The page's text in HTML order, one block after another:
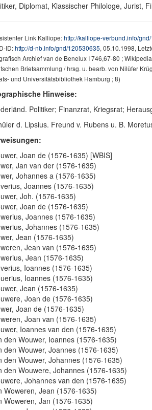
Diplomat, Klassischer Philologe, Jurist,
Link Kalliope:http://kalliope-verbund.info/
ID:http://d-nb.info/gnd/120530635, 05.10.1998,
Archief van de Benelux I 746,67-80 ;
Briefsammlung / hrsg. u. bearb. von Nilüfer
und Universitätsbibliothek Hamburg ; 8)
Hinweise:
Politiker; Finanzrat, Kriegsrat;
d. Lipsius. Freund v. Rubens u. B.
Joan de (1576-1635) [WBIS]
Jan van der (1576-1635)
Johannes a (1576-1635)
Joannes (1576-1635)
Joh. (1576-1635)
Joan de (1576-1635)
Joannes (1576-1635)
Johannes (1576-1635)
Jean (1576-1635)
Jean van (1576-1635)
Jean (1576-1635)
Ioannes (1576-1635)
Ioannes (1576-1635)
Jean (1576-1635)
Joan de (1576-1635)
Joan de (1576-1635)
Joan van (1576-1635)
Ioannes van den (1576-1635)
den Wouwer, Ioannes (1576-1635)
den Wouwer, Joannes (1576-1635)
den Wouwer, Johannes (1576-1635)
den Wouwere, Johannes (1576-1635)
Johannes van den (1576-1635)
Woweren, Jean (1576-1635)
Woweren, Jan (1576-1635)